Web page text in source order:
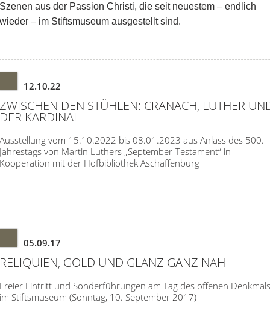
Szenen aus der Passion Christi, die seit neuestem – endlich
wieder – im Stiftsmuseum ausgestellt sind.
12.10.22
ZWISCHEN DEN STÜHLEN: CRANACH, LUTHER
DER KARDINAL
Ausstellung vom 15.10.2022 bis 08.01.2023 aus Anlass des 500.
Jahrestags von Martin Luthers „September-Testament“ in
Kooperation mit der Hofbibliothek Aschaffenburg
05.09.17
RELIQUIEN, GOLD UND GLANZ GANZ NAH
Freier Eintritt und Sonderführungen am Tag des offenen Denkmals
im Stiftsmuseum (Sonntag, 10. September 2017)